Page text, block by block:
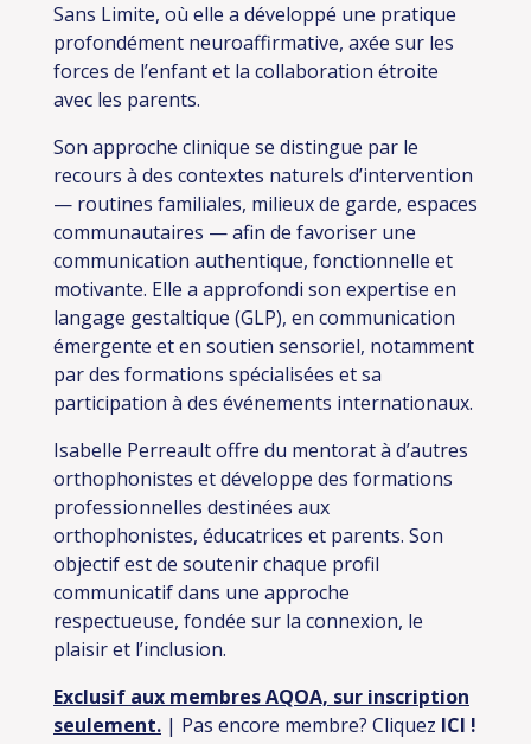
Sans Limite, où elle a développé une pratique
profondément neuroaffirmative, axée sur les
forces de l’enfant et la collaboration étroite
avec les parents.
Son approche clinique se distingue par le
recours à des contextes naturels d’intervention
— routines familiales, milieux de garde, espaces
communautaires — afin de favoriser une
communication authentique, fonctionnelle et
motivante. Elle a approfondi son expertise en
langage gestaltique (GLP), en communication
émergente et en soutien sensoriel, notamment
par des formations spécialisées et sa
participation à des événements internationaux.
Isabelle Perreault offre du mentorat à d’autres
orthophonistes et développe des formations
professionnelles destinées aux
orthophonistes, éducatrices et parents. Son
objectif est de soutenir chaque profil
communicatif dans une approche
respectueuse, fondée sur la connexion, le
plaisir et l’inclusion.
Exclusif aux membres AQOA, sur inscription
seulement. | Pas encore membre? Cliquez ICI !